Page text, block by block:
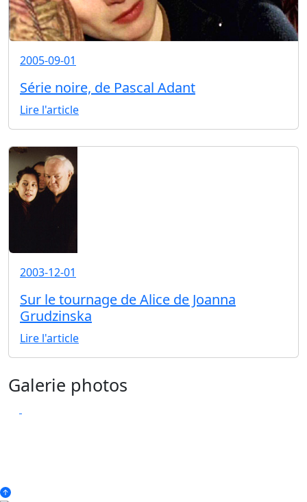
2005-09-01
Série noire, de Pascal Adant
Lire l'article
2003-12-01
Sur le tournage de Alice de Joanna
Grudzinska
Lire l'article
Galerie photos